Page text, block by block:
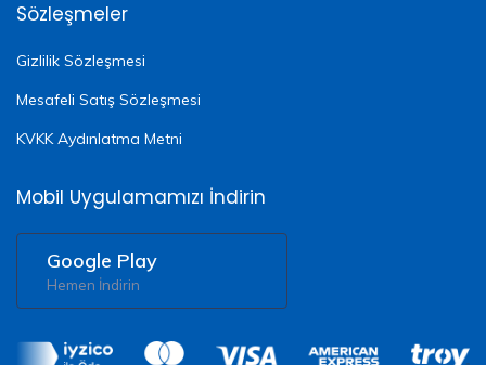
Sözleşmeler
Gizlilik Sözleşmesi
Mesafeli Satış Sözleşmesi
KVKK Aydınlatma Metni
Mobil Uygulamamızı İndirin
Google Play
Hemen İndirin